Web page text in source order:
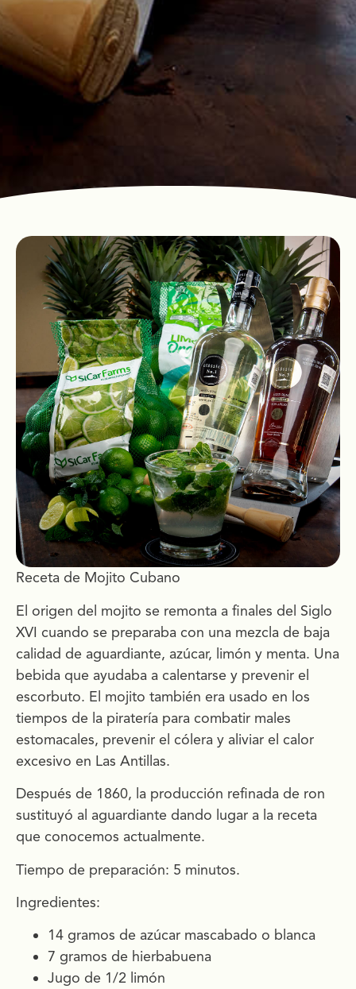
Receta de Mojito Cubano
El origen del mojito se remonta a finales del Siglo
XVI cuando se preparaba con una mezcla de baja
calidad de aguardiante, azúcar, limón y menta. Una
bebida que ayudaba a calentarse y prevenir el
escorbuto. El mojito también era usado en los
tiempos de la piratería para combatir males
estomacales, prevenir el cólera y aliviar el calor
excesivo en Las Antillas.
Después de 1860, la producción refinada de ron
sustituyó al aguardiante dando lugar a la receta
que conocemos actualmente.
Tiempo de preparación: 5 minutos.
Ingredientes:
14 gramos de azúcar mascabado o blanca
7 gramos de hierbabuena
Jugo de 1/2 limón